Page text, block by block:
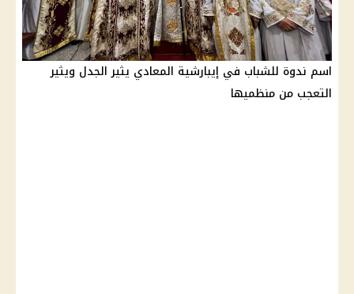
اسم ندوة للشباب في إيبارشية المعادي يثير الجدل ويثير
التعجب من منظميها